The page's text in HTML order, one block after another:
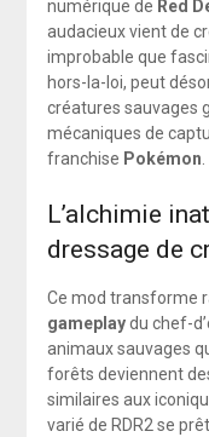
numérique de Red
audacieux vient de
improbable que
hors-la-loi, peut
créatures sauvages
mécaniques de
franchise Pokémon.
L’alchimie
dressage de
Ce mod transforme
gameplaydu chef-
animaux sauvages
forêts deviennent
similaires aux
varié de RDR2 se